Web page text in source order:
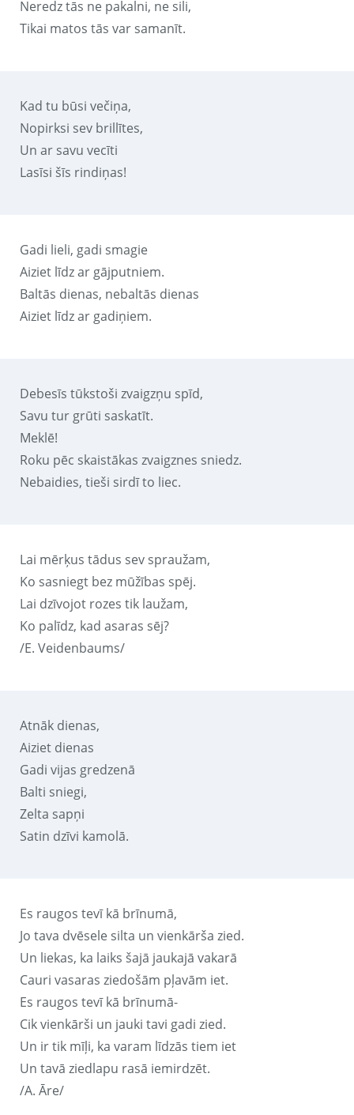
Neredz tās ne pakalni, ne sili,
Tikai matos tās var samanīt.
Kad tu būsi večiņa,
Nopirksi sev brillītes,
Un ar savu vecīti
Lasīsi šīs rindiņas!
Gadi lieli, gadi smagie
Aiziet līdz ar gājputniem.
Baltās dienas, nebaltās dienas
Aiziet līdz ar gadiņiem.
Debesīs tūkstoši zvaigzņu spīd,
Savu tur grūti saskatīt.
Meklē!
Roku pēc skaistākas zvaigznes sniedz.
Nebaidies, tieši sirdī to liec.
Lai mērķus tādus sev spraužam,
Ko sasniegt bez mūžības spēj.
Lai dzīvojot rozes tik laužam,
Ko palīdz, kad asaras sēj?
/E. Veidenbaums/
Atnāk dienas,
Aiziet dienas
Gadi vijas gredzenā
Balti sniegi,
Zelta sapņi
Satin dzīvi kamolā.
Es raugos tevī kā brīnumā,
Jo tava dvēsele silta un vienkārša zied.
Un liekas, ka laiks šajā jaukajā vakarā
Cauri vasaras ziedošām pļavām iet.
Es raugos tevī kā brīnumā-
Cik vienkārši un jauki tavi gadi zied.
Un ir tik mīļi, ka varam līdzās tiem iet
Un tavā ziedlapu rasā iemirdzēt.
/A. Āre/